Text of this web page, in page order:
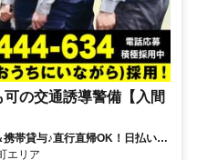
の交通誘導警備【入間
帯貸与♪直行直帰OK！日払い
エリア